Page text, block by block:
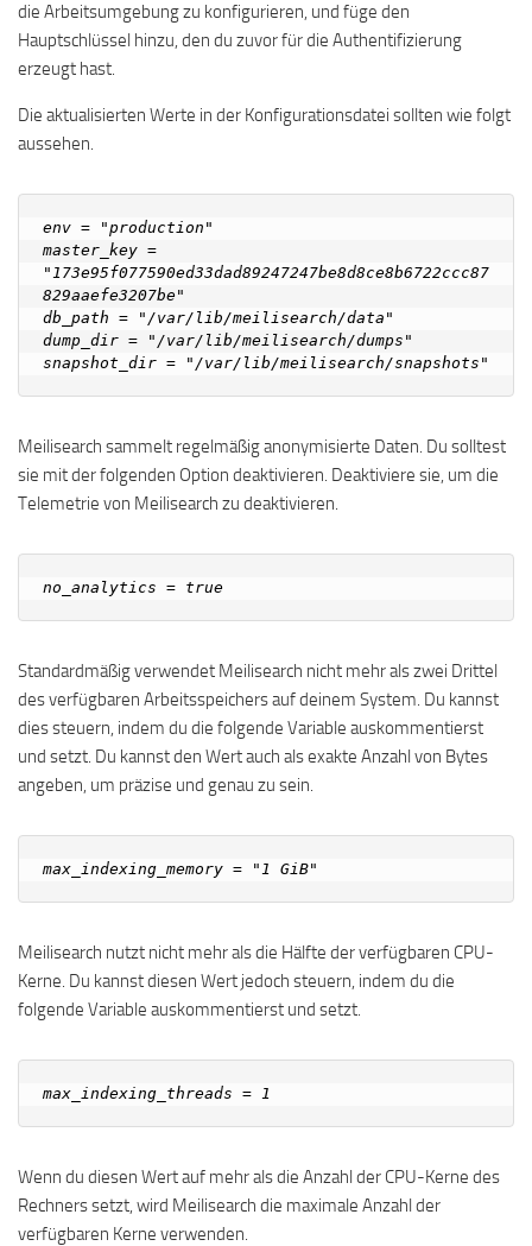
die Arbeitsumgebung zu konfigurieren, und füge den
Hauptschlüssel hinzu, den du zuvor für die Authentifizierung
erzeugt hast.
Die aktualisierten Werte in der Konfigurationsdatei sollten wie folgt
aussehen.
env = "production"
master_key =
"173e95f077590ed33dad89247247be8d8ce8b6722ccc87
829aaefe3207be"
db_path = "/var/lib/meilisearch/data"
dump_dir = "/var/lib/meilisearch/dumps"
Meilisearch sammelt regelmäßig anonymisierte Daten. Du solltest
sie mit der folgenden Option deaktivieren. Deaktiviere sie, um die
Telemetrie von Meilisearch zu deaktivieren.
Standardmäßig verwendet Meilisearch nicht mehr als zwei Drittel
des verfügbaren Arbeitsspeichers auf deinem System. Du kannst
dies steuern, indem du die folgende Variable auskommentierst
und setzt. Du kannst den Wert auch als exakte Anzahl von Bytes
angeben, um präzise und genau zu sein.
Meilisearch nutzt nicht mehr als die Hälfte der verfügbaren CPU-
Kerne. Du kannst diesen Wert jedoch steuern, indem du die
folgende Variable auskommentierst und setzt.
Wenn du diesen Wert auf mehr als die Anzahl der CPU-Kerne des
Rechners setzt, wird Meilisearch die maximale Anzahl der
verfügbaren Kerne verwenden.